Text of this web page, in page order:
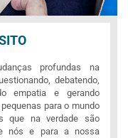
profundas na
debatendo,
empatia e gerando
para o mundo
que na verdade são
nós e para a nossa